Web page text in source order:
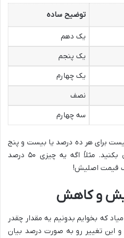
توضیح ساده
یک دهم
یک پنجم
یک چهارم
نصف
سه چهارم
نیست برای هر ده درصد یا بیست و پنج
درصد حساب و کتاب طولانی بکنید. مثلاً اگه یه چیزی ۵۰ درصد
قیمت اصلیش!
و کاهش
که بخوایم بدونیم یه مقدار چقدر
و این تغییر رو به صورت درصد بیان